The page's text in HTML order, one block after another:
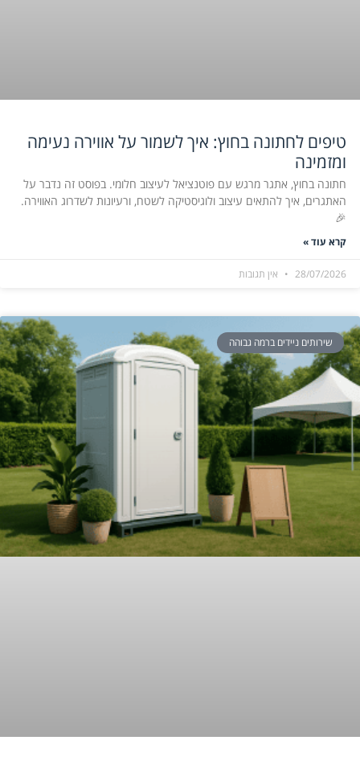
טיפים לחתונה בחוץ: איך לשמור על אווירה נעימה
ומזמינה
חתונה בחוץ, אתגר מרגש עם פוטנציאל לעיצוב חלומי. בפוסט זה נדבר על
האתגרים, איך להתאים עיצוב ולוגיסטיקה לשטח, ורעיונות לשדרוג האווירה.
🎉
קרא עוד »
28/07/2026 אין תגובות
שירותים ניידים ברמה גבוהה